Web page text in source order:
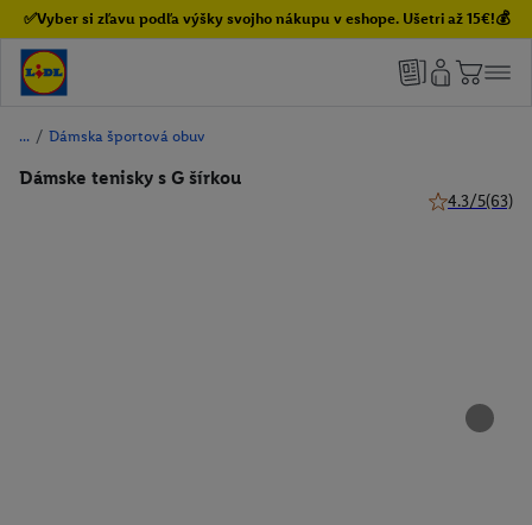
✅Vyber si zľavu podľa výšky svojho nákupu v eshope. Ušetri až 15€!💰
/ Dámska športová obuv
Dámske tenisky s G šírkou
4.3/5(63)